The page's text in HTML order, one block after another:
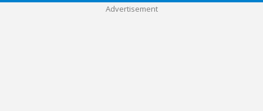
Advertisement